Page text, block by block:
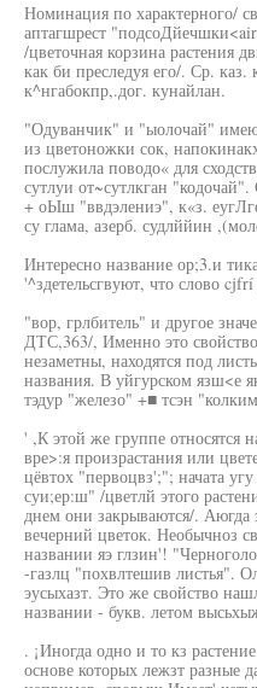
Номинация по характерного/
аптагшрест
/цветочная корзина растения
как би преследуя его/. Ср.
к^нгабокпр,.дог. кунайлан.
"Одуванчик" и "ыолочай"
из цветоножки сок,
послужила поводо« для
сутлуи от~сутлкган
+ оЫш "ввдэлениэ", к«з.
су глама, азерб. судлййин
Интересно название ор;3.и
'^здетельсгвуют, что слово
"вор, грлбитель" и другое
ДТС,363/, Именно это
незаметны, находятся под
названия. В уйгурском язш<е
тэдур "железо" +■ тсэн
' ,К этой же группе относятся
вре>:я произрастания или
цёвтох "первоцвз';"; начата
суи;ер:ш" /цветлй этого
днем они закрываются/. Аюгда
вечерний цветок. Необычноз
названии яэ глзин'!
-газлц "похвлтешив листья".
эусыхазт. Это же свойство
названии - букв. летом
. ¡Иногда одно и то кз
основе которых лежзт разные